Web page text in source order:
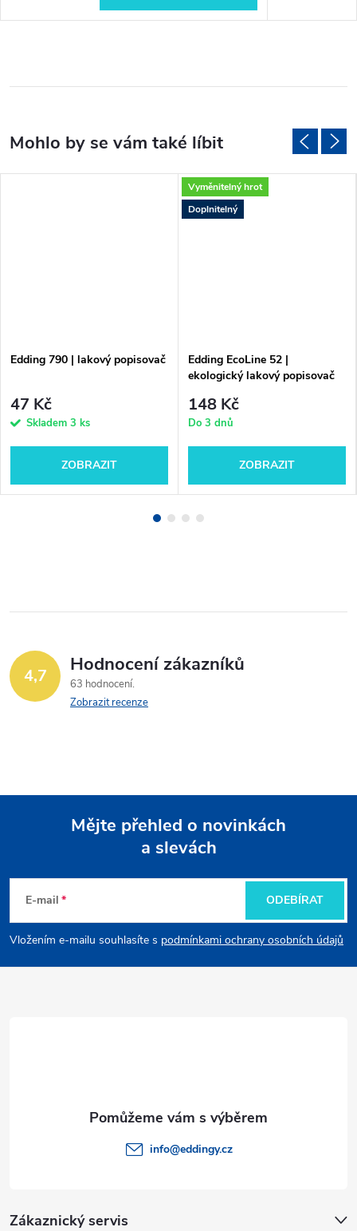
Edding 790 | lakový popisovač
47 Kč
Skladem 3 ks
ZOBRAZIT
Vyměnitelný hrot
Doplnitelný
Edding EcoLine 52 |
ekologický lakový popisovač
148 Kč
Do 3 dnů
ZOBRAZIT
4,7 Hodnocení zákazníků
63 hodnocení
Zobrazit recenze
p
a
Mějte přehled o novinkách
a slevách
E-mail
Vložením e-mailu souhlasíte s podmínkami ochrany osobních údajů
ODEBÍRAT
Zákaznický servis
info@eddingy.cz